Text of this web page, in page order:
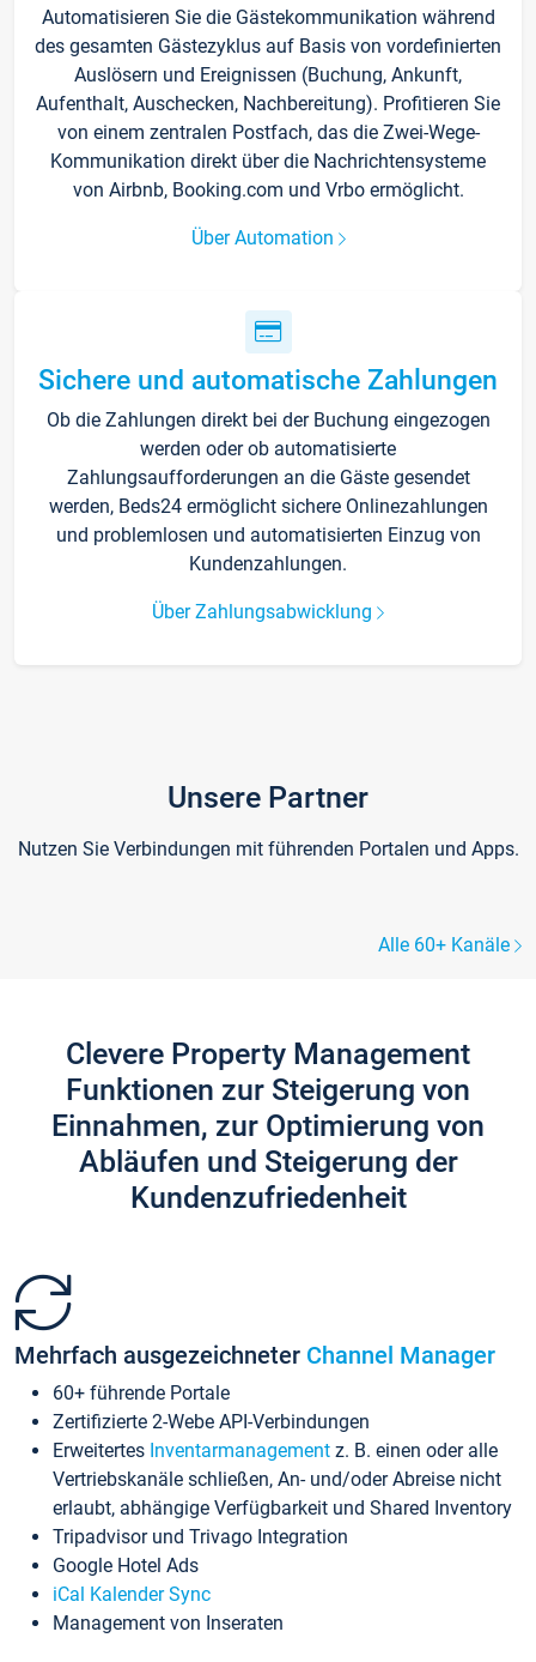
Automatisieren Sie die Gästekommunikation während
des gesamten Gästezyklus auf Basis von vordefinierten
Auslösern und Ereignissen (Buchung, Ankunft,
Aufenthalt, Auschecken, Nachbereitung). Profitieren Sie
von einem zentralen Postfach, das die Zwei-Wege-
Kommunikation direkt über die Nachrichtensysteme
von Airbnb, Booking.com und Vrbo ermöglicht.
Über Automation
Sichere und automatische Zahlungen
Ob die Zahlungen direkt bei der Buchung eingezogen
werden oder ob automatisierte
Zahlungsaufforderungen an die Gäste gesendet
werden, Beds24 ermöglicht sichere Onlinezahlungen
und problemlosen und automatisierten Einzug von
Kundenzahlungen.
Über Zahlungsabwicklung
Unsere Partner
Nutzen Sie Verbindungen mit führenden Portalen und Apps.
Alle 60+ Kanäle
Clevere Property Management
Funktionen zur Steigerung von
Einnahmen, zur Optimierung von
Abläufen und Steigerung der
Kundenzufriedenheit
Mehrfach ausgezeichneter Channel Manager
60+ führende Portale
Zertifizierte 2-Webe API-Verbindungen
Erweitertes Inventarmanagement z. B. einen oder alle
Vertriebskanäle schließen, An- und/oder Abreise nicht
erlaubt, abhängige Verfügbarkeit und Shared Inventory
Tripadvisor und Trivago Integration
Google Hotel Ads
iCal Kalender Sync
Management von Inseraten